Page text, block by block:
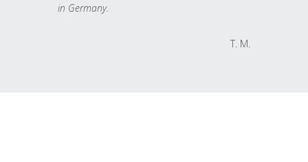
in Germany.
T. M.